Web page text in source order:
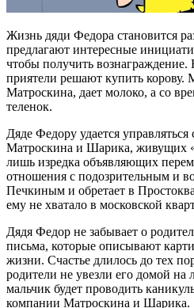
Жизнь дяди Федора становится
предлагают интересные
чтобы получить
приятели решают купить корову.
Матроскина, дает молоко, а со
теленок.
Дяде Федору удается
Матроскина и Шарика, живущих
лишь изредка объявляющих
отношения с подозрительным и
Печкиным и обретает в
ему не хватало в московской
Дядя Федор не забывает о
письма, которые описывают
жизни. Счастье длилось до тех
родители не увезли его домой на
мальчик будет проводить
компании Матроскина и Шарика.